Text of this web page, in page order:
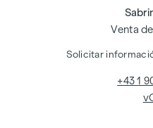
Venta
Solicitar
+43 1